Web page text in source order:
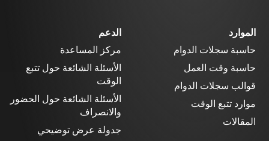
الموارد
حاسبة سجلات الدوام
حاسبة وقت العمل
قوالب سجلات الدوام
موارد تتبع الوقت
المقالات
الدعم
مركز المساعدة
الأسئلة الشائعة حول تتبع
الوقت
الأسئلة الشائعة حول الحضور
والانصراف
جدولة عرض توضيحي